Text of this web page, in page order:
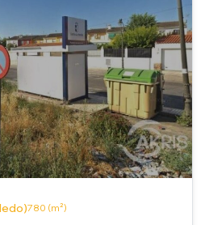
780 (m²)